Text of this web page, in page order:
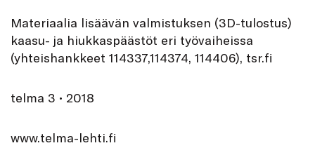
Materiaalia lisäävän valmistuksen (3D-tulostus)
kaasu- ja hiukkaspäästöt eri työvaiheissa
(yhteishankkeet 114337,114374, 114406), tsr.fi
telma 3 • 2018
www.telma-lehti.fi